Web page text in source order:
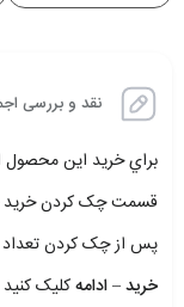
نقد و بررسی
براي خريد اين محصول
قسمت چک کردن خريد
پس از چک کردن تعداد
خريد – ادامهکليک کنيد